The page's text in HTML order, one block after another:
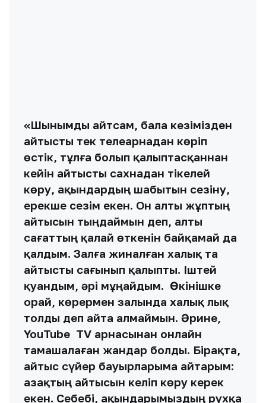
орай, көрермен залында халық лық
толды деп айта алмаймын. Әрине,
YouTube TV арнасынан онлайн
тамашалаған жандар болды. Бірақта,
айтыс сүйер бауырларыма айтарым:
Қазақтың айтысын келіп көру керек
екен. Себебі, ақындарымыздың рухқа
толы сөздерімен, әуенін залдан
естігенде кеудең рухани байлыққа
толып, әрі көңіл-күйіңді көтеріп,
жаның жай тауып қанаттанып
қайтатыныңа кепілдік берем. Қазіргі
таңда, ел арасында саңырауқұлақша
қаптаған коуч-семинарларға кеткен
уақытымызды осындай мәнді де
мағыналы, сауапты істерге
жұмсағанымыз абзал», — деді Әл-
Фараби атындағы қазақ ұлттық